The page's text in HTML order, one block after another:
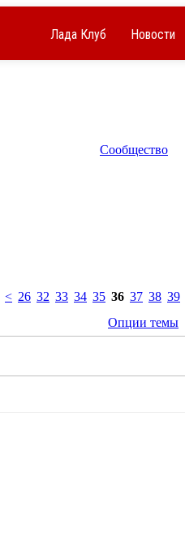
Лада Клуб Новости
Сообщество
< 26 32 33 34 35 36 37 38 39
Опции темы